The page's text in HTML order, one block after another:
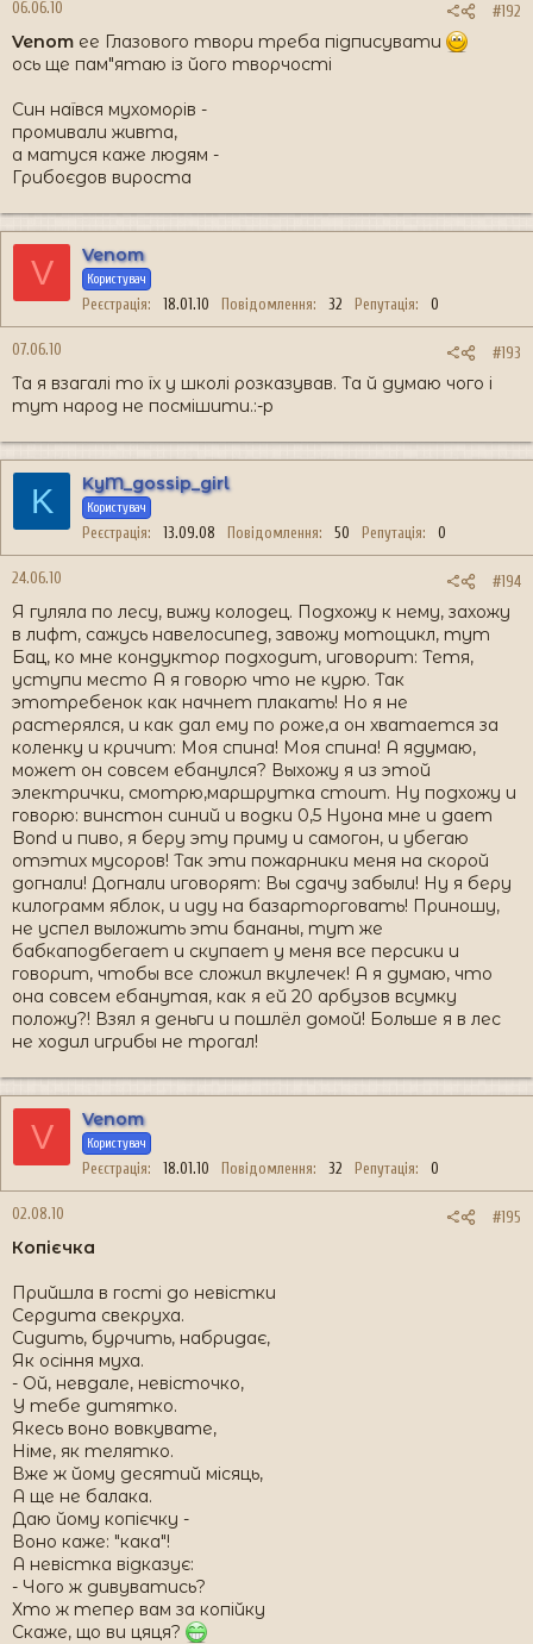
06.06.10 #192
Venom ее Глазового твори треба підписувати
ось ще пам"ятаю із його творчості
Син наївся мухоморів -
промивали живта,
а матуся каже людям -
Грибоєдов вироста
V Venom
Користувач
Реєстрація 18.01.10 Повідомлення 32 Репутація 0
07.06.10 #193
Та я взагалі то їх у школі розказував. Та й думаю чого і
тут народ не посмішити.:-p
K KyM_gossip_girl
Користувач
Реєстрація 13.09.08 Повідомлення 50 Репутація 0
24.06.10 #194
Я гуляла по лесу, вижу колодец. Подхожу к нему, захожу
в лифт, сажусь навелосипед, завожу мотоцикл, тут
Бац, ко мне кондуктор подходит, иговорит: Тетя,
уступи место А я говорю что не курю. Так
этотребенок как начнет плакать! Но я не
растерялcя, и как дал ему по роже,а он хватается за
коленку и кричит: Моя спина! Моя спина! А ядумаю,
может он совсем ебанулся? Выхожу я из этой
электрички, смотрю,маршрутка стоит. Ну подхожу и
говорю: винстон синий и водки 0,5 Нуона мне и дает
Bond и пиво, я беру эту приму и самогон, и убегаю
отэтих мусоров! Так эти пожарники меня на скорой
догнали! Догнали иговорят: Вы сдачу забыли! Ну я беру
килограмм яблок, и иду на базарторговать! Приношу,
не успел выложить эти бананы, тут же
бабкаподбегает и скупает у меня все персики и
говорит, чтобы все сложил вкулечек! А я думаю, что
она совсем ебанутая, как я ей 20 арбузов всумку
положу?! Взял я деньги и пошлёл домой! Больше я в лес
не ходил игрибы не трогал!
V Venom
Користувач
Реєстрація 18.01.10 Повідомлення 32 Репутація 0
02.08.10 #195
Копієчка
Прийшла в гості до невістки
Сердита свекруха.
Сидить, бурчить, набридає,
Як осіння муха.
- Ой, невдале, невісточко,
У тебе дитятко.
Якесь воно вовкувате,
Німе, як телятко.
Вже ж йому десятий місяць,
А ще не балака.
Даю йому копієчку -
Воно каже: "кака"!
А невістка відказує:
- Чого ж дивуватись?
Хто ж тепер вам за копійку
Скаже, що ви цяця?